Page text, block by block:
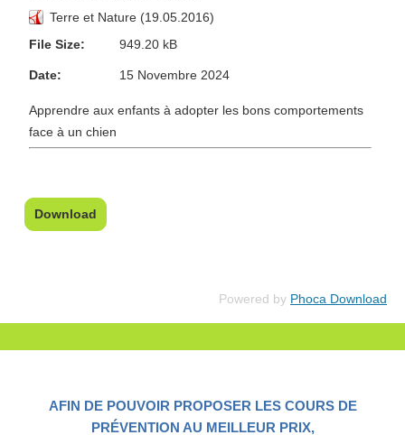
Terre et Nature (19.05.2016)
File Size:
949.20 kB
Date: 15 Novembre 2024
Apprendre aux enfants à adopter les bons comportements
face à un chien
Powered by Phoca Download
AFIN DE POUVOIR PROPOSER LES COURS DE
PRÉVENTION AU MEILLEUR PRIX,